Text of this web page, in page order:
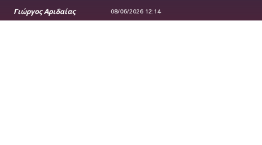
Γιώργος Αριδαίας 08/06/2026 12:14